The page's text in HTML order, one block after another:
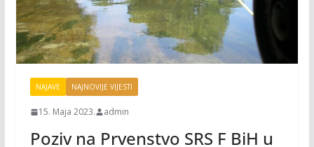
NAJAVE NAJNOVIJE VIJESTI
15. Maja 2023. admin
Poziv na Prvenstvo SRS F BiH u